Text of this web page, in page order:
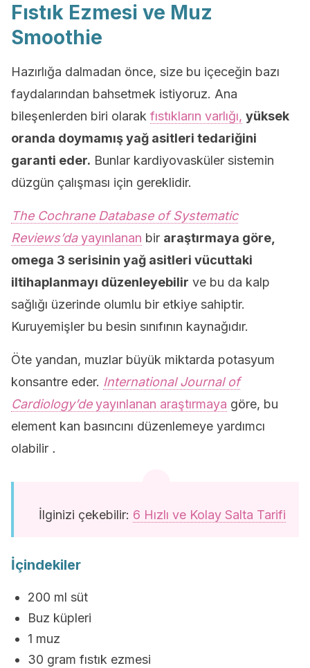
Fıstık Ezmesi ve Muz
Smoothie
Hazırlığa dalmadan önce, size bu içeceğin bazı
faydalarından bahsetmek istiyoruz. Ana
bileşenlerden biri olarak fıstıkların varlığı, yüksek
oranda doymamış yağ asitleri tedariğini
garanti eder. Bunlar kardiyovasküler sistemin
düzgün çalışması için gereklidir.
The Cochrane Database of Systematic
Reviews’dayayınlanan bir araştırmaya göre,
omega 3 serisinin yağ asitleri vücuttaki
iltihaplanmayı düzenleyebilir ve bu da kalp
sağlığı üzerinde olumlu bir etkiye sahiptir.
Kuruyemişler bu besin sınıfının kaynağıdır.
Öte yandan, muzlar büyük miktarda potasyum
konsantre eder. International Journal of
Cardiology’deyayınlanan araştırmaya göre, bu
element kan basıncını düzenlemeye yardımcı
olabilir .
İlginizi çekebilir: 6 Hızlı ve Kolay Salta Tarifi
İçindekiler
200 ml süt
Buz küpleri
1 muz
30 gram fıstık ezmesi